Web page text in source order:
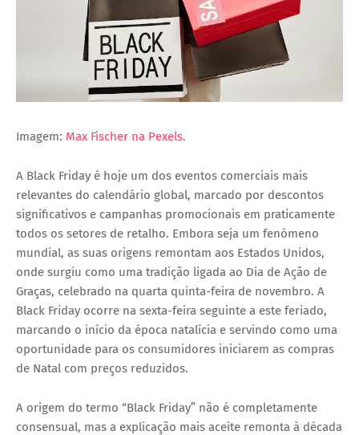
Imagem: Max Fischer na Pexels.
A Black Friday é hoje um dos eventos comerciais mais
relevantes do calendário global, marcado por descontos
significativos e campanhas promocionais em praticamente
todos os setores de retalho. Embora seja um fenómeno
mundial, as suas origens remontam aos Estados Unidos,
onde surgiu como uma tradição ligada ao Dia de Ação de
Graças, celebrado na quarta quinta-feira de novembro. A
Black Friday ocorre na sexta-feira seguinte a este feriado,
marcando o início da época natalícia e servindo como uma
oportunidade para os consumidores iniciarem as compras
de Natal com preços reduzidos.
A origem do termo “Black Friday” não é completamente
consensual, mas a explicação mais aceite remonta à década